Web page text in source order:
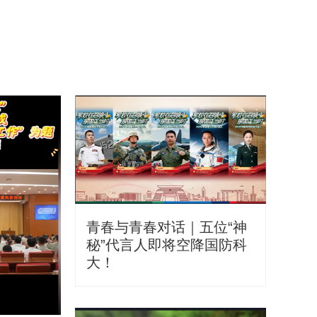
青春与青春对话｜五位“神
秘”代言人即将空降国防科
大！